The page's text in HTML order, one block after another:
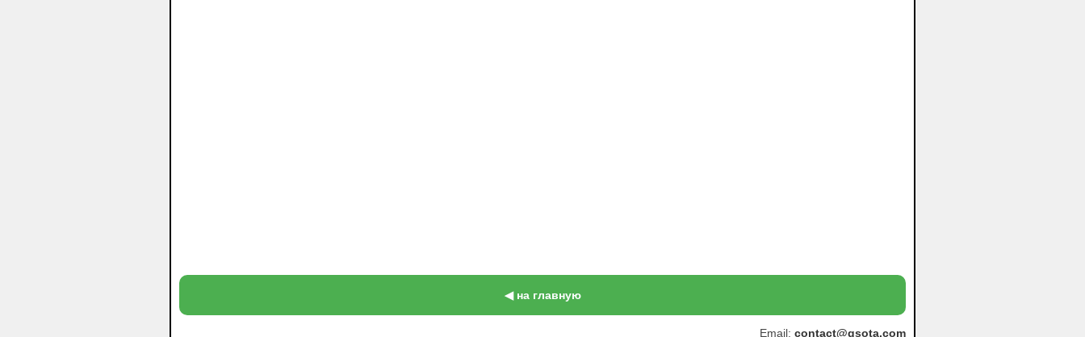
◀ на главную
Email: contact@qsota.com